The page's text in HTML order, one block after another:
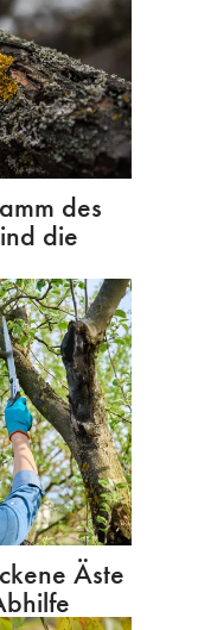
des
die
Äste